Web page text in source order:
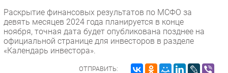
Раскрытие финансовых результатов по МСФО за
девять месяцев 2024 года планируется в конце
ноября, точная дата будет опубликована позднее на
официальной странице для инвесторов в разделе
«Календарь инвестора».
ОТПРАВИТЬ: